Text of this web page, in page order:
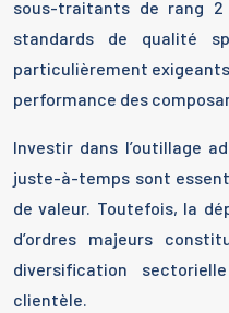
sous-traitants de rang
standards de qualité
particulièrement
performance des
Investir dans l’outillage
juste-à-temps sont
de valeur. Toutefois, la
d’ordres majeurs
diversification
clientèle.